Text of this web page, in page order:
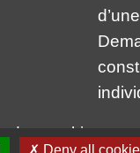
des cookies
Deny all